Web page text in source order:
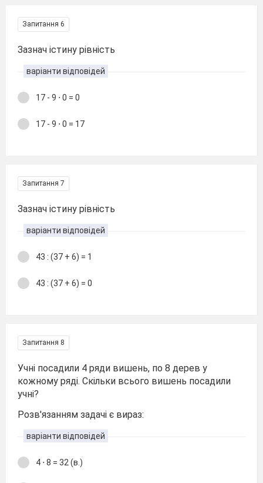
Запитання 6
Зазнач істину рівність
варіанти відповідей
17 - 9 ⋅ 0 = 0
17 - 9 ⋅ 0 = 17
Запитання 7
Зазнач істину рівність
варіанти відповідей
43 : (37 + 6) = 1
43 : (37 + 6) = 0
Запитання 8
Учні посадили 4 ряди вишень, по 8 дерев у
кожному ряді. Скільки всього вишень посадили
учні?
Розв'язанням задачі є вираз:
варіанти відповідей
4 ⋅ 8 = 32 (в.)